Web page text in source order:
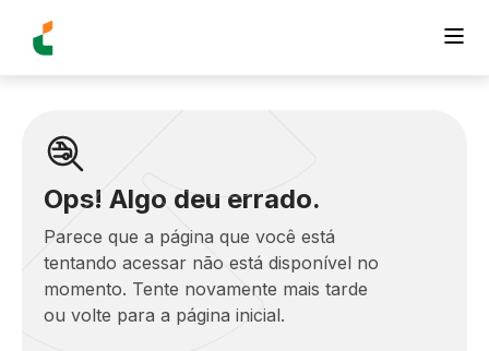
Ops! Algo deu errado.
Parece que a página que você está
tentando acessar não está disponível no
momento. Tente novamente mais tarde
ou volte para a página inicial.